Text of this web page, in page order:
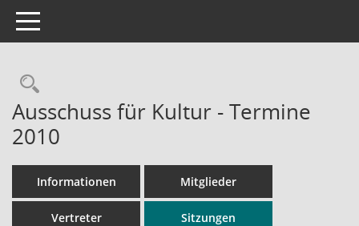
Toggle navigation
Rechercheauswahl
Ausschuss für Kultur - Termine
2010
Informationen Mitglieder
Vertreter Sitzungen